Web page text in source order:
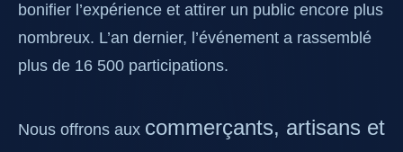
bonifier l’expérience et attirer un public encore plus
nombreux. L’an dernier, l’événement a rassemblé
plus de 16 500 participations.
Nous offrons aux commerçants, artisans et